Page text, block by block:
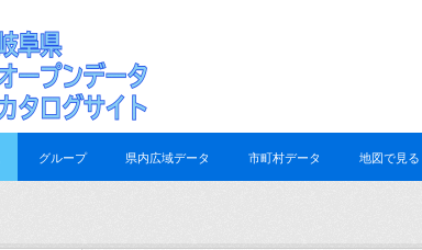
グループ 県内広域データ 市町村データ 地図で見る